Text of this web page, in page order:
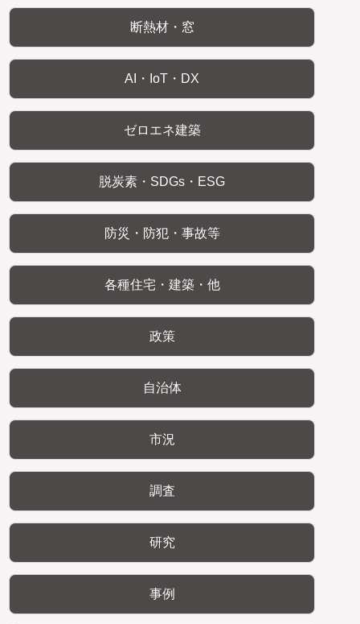
断熱材・窓
AI・IoT・DX
ゼロエネ建築
脱炭素・SDGs・ESG
防災・防犯・事故等
各種住宅・建築・他
政策
自治体
市況
調査
研究
事例